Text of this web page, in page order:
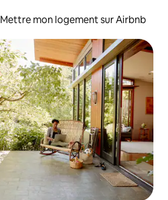
Mettre mon logement sur Airbnb